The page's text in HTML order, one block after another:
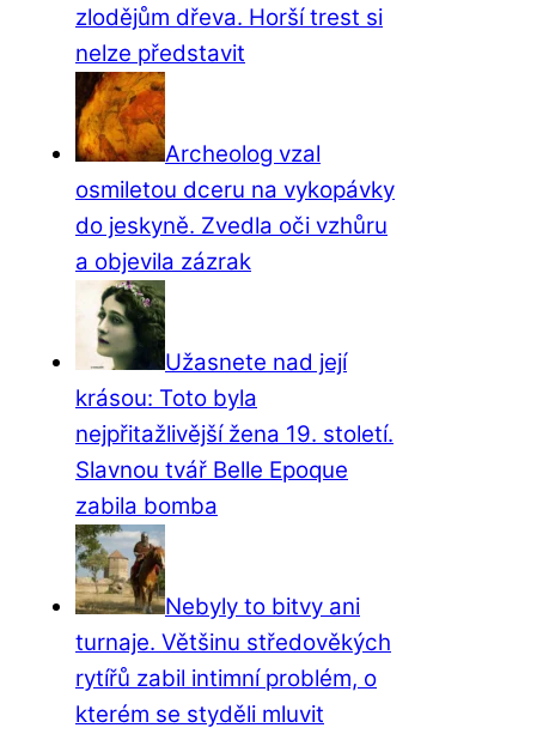
zlodějům dřeva. Horší trest si
nelze představit
Archeolog vzal
osmiletou dceru na vykopávky
do jeskyně. Zvedla oči vzhůru
a objevila zázrak
Užasnete nad její
krásou: Toto byla
nejpřitažlivější žena 19. století.
Slavnou tvář Belle Epoque
zabila bomba
Nebyly to bitvy ani
turnaje. Většinu středověkých
rytířů zabil intimní problém, o
kterém se styděli mluvit